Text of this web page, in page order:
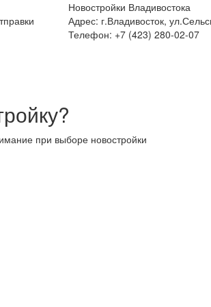
Новостройки Владивостока
Адрес: г.Владивосток,
Телефон: +7 (423) 280-02-07
при выборе новостройки